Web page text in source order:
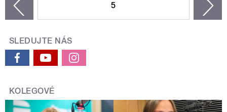
5
SLEDUJTE NÁS
KOLEGOVÉ